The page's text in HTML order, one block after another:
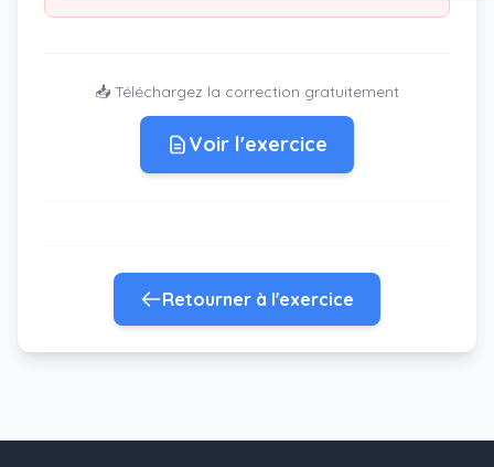
📥 Téléchargez la correction gratuitement
Voir l'exercice
Retourner à l'exercice